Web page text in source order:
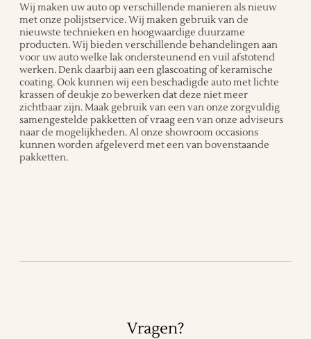
Wij maken uw auto op verschillende manieren als nieuw
met onze polijstservice. Wij maken gebruik van de
nieuwste technieken en hoogwaardige duurzame
producten. Wij bieden verschillende behandelingen aan
voor uw auto welke lak ondersteunend en vuil afstotend
werken. Denk daarbij aan een glascoating of keramische
coating. Ook kunnen wij een beschadigde auto met lichte
krassen of deukje zo bewerken dat deze niet meer
zichtbaar zijn. Maak gebruik van een van onze zorgvuldig
samengestelde pakketten of vraag een van onze adviseurs
naar de mogelijkheden. Al onze showroom occasions
kunnen worden afgeleverd met een van bovenstaande
pakketten.
Vragen?